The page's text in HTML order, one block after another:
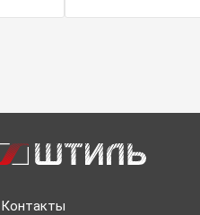
Контакты